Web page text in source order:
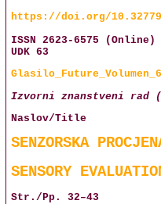
https://doi.org/
ISSN 2623-6575 (Online)
UDK 63
Izvorni znanstveni
Naslov/Title
SENZORSKA
SENSORY
Str./Pp. 32–43